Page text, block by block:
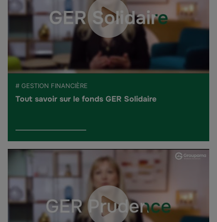
# GESTION FINANCIÈRE
Tout savoir sur le fonds GER Solidaire